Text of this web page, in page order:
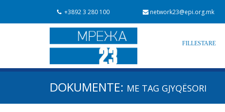
+3892 3 280 100 network23@epi.org.mk
FILLESTARE
Kërko dokumente
DOKUMENTE: ME TAG GJYQËSORI